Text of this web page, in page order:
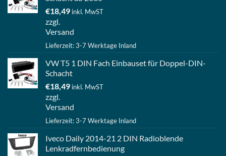
€18,49 inkl. MwST
zzgl.
Versand
Lieferzeit: 3-7 Werktage Inland
VW T5 1 DIN Fach Einbauset für Doppel-DIN-
Schacht
€18,49 inkl. MwST
zzgl.
Versand
Lieferzeit: 3-7 Werktage Inland
Iveco Daily 2014-21 2 DIN Radioblende
Lenkradfernbedienung